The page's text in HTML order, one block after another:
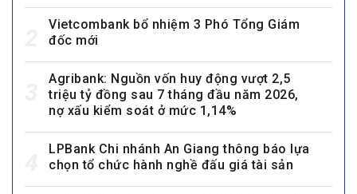
Vietcombank bổ nhiệm 3 Phó Tổng Giám
đốc mới
Agribank: Nguồn vốn huy động vượt 2,5
triệu tỷ đồng sau 7 tháng đầu năm 2026,
nợ xấu kiểm soát ở mức 1,14%
LPBank Chi nhánh An Giang thông báo lựa
chọn tổ chức hành nghề đấu giá tài sản